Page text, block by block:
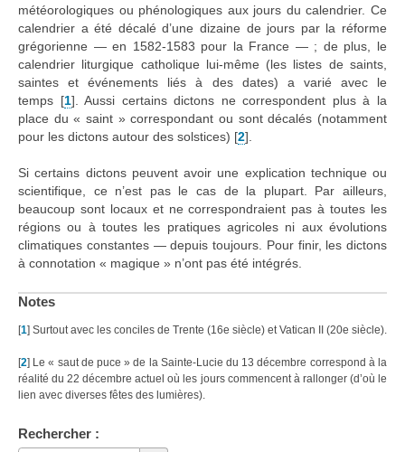
météorologiques ou phénologiques aux jours du calendrier. Ce
calendrier a été décalé d’une dizaine de jours par la réforme
grégorienne — en 1582-1583 pour la France — ; de plus, le
calendrier liturgique catholique lui-même (les listes de saints,
saintes et événements liés à des dates) a varié avec le
temps [1] . Aussi certains dictons ne correspondent plus à la
place du « saint » correspondant ou sont décalés (notamment
pour les dictons autour des solstices) [2]
Si certains dictons peuvent avoir une explication technique ou
scientifique, ce n’est pas le cas de la plupart. Par ailleurs,
beaucoup sont locaux et ne correspondraient pas à toutes les
régions ou à toutes les pratiques agricoles ni aux évolutions
climatiques constantes — depuis toujours. Pour finir, les dictons
à connotation « magique » n’ont pas été intégrés.
Notes
[1] Surtout avec les conciles de Trente (16e siècle) et Vatican II (20e siècle).
[2] Le « saut de puce » de la Sainte-Lucie du 13 décembre correspond à la
réalité du 22 décembre actuel où les jours commencent à rallonger (d’où le
lien avec diverses fêtes des lumières).
Rechercher :